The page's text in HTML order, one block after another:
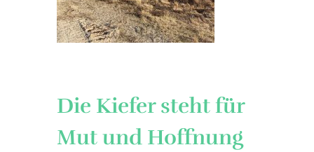
Die Kiefer steht für
Mut und Hoffnung